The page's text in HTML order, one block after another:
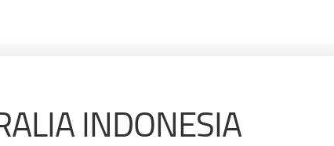
INDONESIA